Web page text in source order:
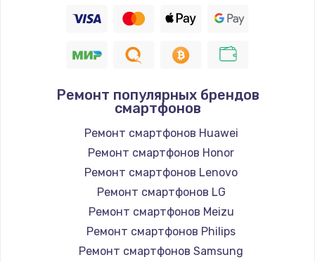
Установка драйверов
725 руб.
Замена вебкамеры
1260 руб.
Заказать
Ремонт петель крышки
990 руб.
Заказать
Ремонт популярных брендов
смартфонов
Ремонт смартфонов Huawei
Ремонт смартфонов Honor
Ремонт смартфонов Lenovo
Ремонт смартфонов LG
Ремонт смартфонов Meizu
Ремонт смартфонов Philips
Ремонт смартфонов Samsung